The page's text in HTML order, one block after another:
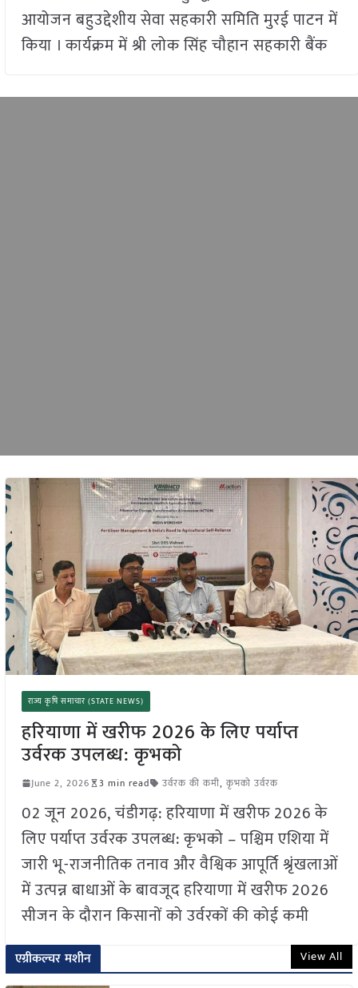
आयोजन बहुउद्देशीय सेवा सहकारी समिति मुरई पाटन में
किया । कार्यक्रम में श्री लोक सिंह चौहान सहकारी बैंक
राज्य कृषि समाचार (STATE NEWS)
हरियाणा में खरीफ 2026 के लिए पर्याप्त
उर्वरक उपलब्ध: कृभको
June 2, 2026 3 min read उर्वरक की कमी, कृभको उर्वरक
02 जून 2026, चंडीगढ़: हरियाणा में खरीफ 2026 के
लिए पर्याप्त उर्वरक उपलब्ध: कृभको – पश्चिम एशिया में
जारी भू-राजनीतिक तनाव और वैश्विक आपूर्ति श्रृंखलाओं
में उत्पन्न बाधाओं के बावजूद हरियाणा में खरीफ 2026
सीजन के दौरान किसानों को उर्वरकों की कोई कमी
एग्रीकल्चर मशीन View All